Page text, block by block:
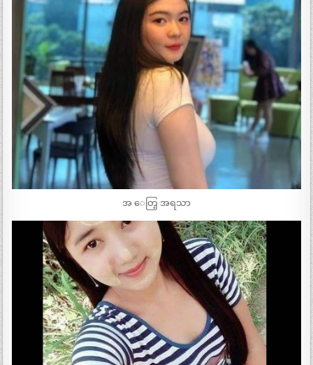
အ ေတြ့ အရသာ